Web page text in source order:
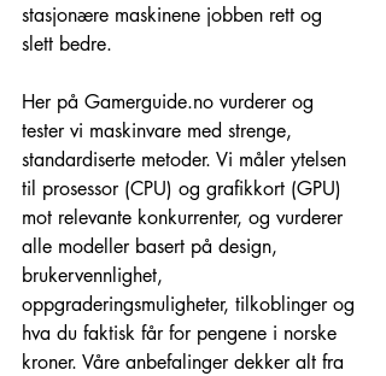
stasjonære maskinene jobben rett og
slett bedre.
Her på Gamerguide.no vurderer og
tester vi maskinvare med strenge,
standardiserte metoder. Vi måler ytelsen
til prosessor (CPU) og grafikkort (GPU)
mot relevante konkurrenter, og vurderer
alle modeller basert på design,
brukervennlighet,
oppgraderingsmuligheter, tilkoblinger og
hva du faktisk får for pengene i norske
kroner. Våre anbefalinger dekker alt fra